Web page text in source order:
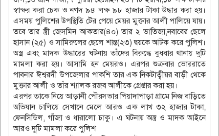
স্বাক্ষর করা চেক ও নগদ ৯৪ লক্ষ ৯৮ হাজার টাকা উদ্ধার করা হয়।
এসময় পুলিশের উপস্থিতি টের পেয়ে মেয়র মুক্তার আলী পালিয়ে যায়।
তবে তার স্ত্রী জেসমিন আকতার(৪০) তার ২ ভাতিজা,নবাবের ছেলে
হাসান (২৫) ও সামিরুলের ছেলে শান্ত(২৩) দ্বয়কে আটক করে পুলিশ।
অস্ত্র এবং মাদক উদ্ধারের ঘটনায় তাঁদের বিরুদ্ধে বুধবার থানায় দুটি
মামলা করা হয়। আসামি হন মেয়রও। এরপর শুক্রবার ভোররাতে
পাবনার ঈশ্বরদী উপজেলার পাকশি তার এক নিকটাত্বীয়র বাড়ী থেকে
মুক্তার আলী ও তাঁর শ্যালক রজব আলীকে গ্রেপ্তার করা হয়।
এরপর তাকে নিয়ে আড়ানী পৌরসভার পিয়াদাপাড়া গ্রামে নিজ বাড়িতে
অভিযান চালিয়ে সেখানে মেলে আরও এক লাখ ৩২ হাজার টাকা,
ফেনসিডিল, গাঁজা ও ধারালো চাকু। এ ঘটনায় অস্ত্র ও মাদক আইনে
আরও দুটি মামলা করে পুলিশ।